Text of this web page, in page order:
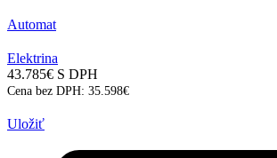
Automat
Elektrina
43.785€ S DPH
Cena bez DPH: 35.598€
Uložiť